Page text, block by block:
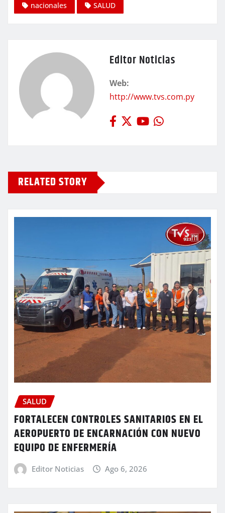
nacionales SALUD
Editor Noticias
Web:
http://www.tvs.com.py
RELATED STORY
SALUD
FORTALECEN CONTROLES SANITARIOS EN EL
AEROPUERTO DE ENCARNACIÓN CON NUEVO
EQUIPO DE ENFERMERÍA
Editor Noticias Ago 6, 2026